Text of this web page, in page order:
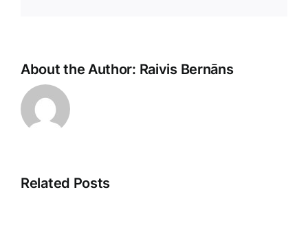
About the Author: Raivis Bernāns
Related Posts